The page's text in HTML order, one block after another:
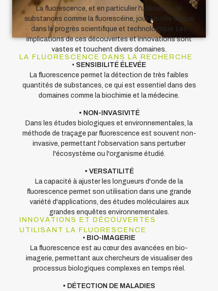
La fluorescence, et en particulier l'utilisation de
substances comme la fluorescéine, joue un rôle crucial
dans le progrès scientifique et technologique. Les
implications de ces découvertes et innovations sont
vastes et touchent divers domaines.
LA FLUORESCENCE DANS LA RECHERCHE
• SENSIBILIT É ÉLEVÉE
La fluorescence permet la détection de très faibles
quantités de substances, ce qui est essentiel dans des
domaines comme la biochimie et la médecine.
• NON-INVASIVIT É
Dans les études biologiques et environnementales, la
méthode de traçage par fluorescence est souvent non-
invasive, permettant l'observation sans perturber
l'écosystème ou l'organisme étudié.
• VERSATILIT É
La capacité à ajuster les longueurs d'onde de la
fluorescence permet son utilisation dans une grande
variété d'applications, des études moléculaires aux
grandes enquêtes environnementales.
INNOVATIONS ET DÉCOUVERTES
UTILISANT LA FLUORESCENCE
• BIO-IMAGERIE
La fluorescence est au cœur des avancées en bio-
imagerie, permettant aux chercheurs de visualiser des
processus biologiques complexes en temps réel.
• DÉTECTION DE MALADIES